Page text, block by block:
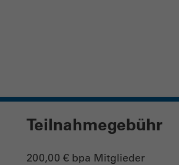
Teilnahmegebühr
200,00 € bpa Mitglieder